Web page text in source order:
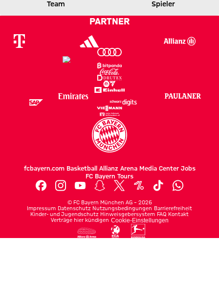
FCB
Team Spieler
PARTNER
fcbayern.com Basketball Allianz Arena Media Center Jobs
FC Bayern Tours
© FC Bayern München AG – 2026
Impressum Datenschutz Nutzungsbedingungen Barrierefreiheit
Kinder- und Jugendschutz Hinweisgebersystem FAQ Kontakt
Verträge hier kündigen Cookie-Einstellungen